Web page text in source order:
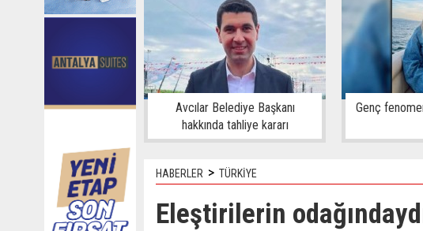
Avcılar Belediye Başkanı
hakkında tahliye kararı
Genç
HABERLER > TÜRKİYE
Eleştirilerin